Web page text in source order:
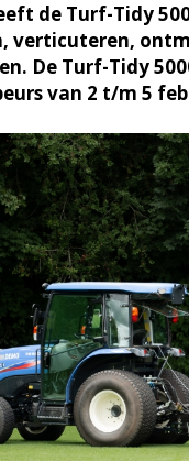
de Turf-Tidy
verticuteren,
De Turf-Tidy
van 2 t/m 5